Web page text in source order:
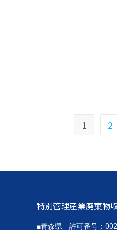
1 2
特別管理産業廃棄物
■青森県 許可番号：